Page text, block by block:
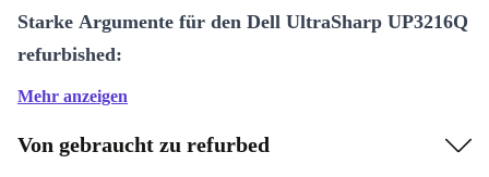
Starke Argumente für den Dell UltraSharp UP3216Q
refurbished:
Brillante Bildqualität:
Zoll lassen Details lebendig wirken.
Mehr anzeigen
Von gebraucht zu refurbed